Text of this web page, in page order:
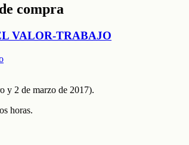
compra
VALOR-TRABAJO
y 2 de marzo de 2017).
horas.